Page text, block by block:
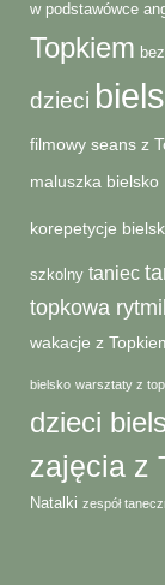
w podstawówce
Topkiem
dzieci
filmowy seans z
maluszka bielsko
korepetycje
szkolny taniec
topkowa
wakacje z
bielsko warsztaty z
dzieci
zajęcia z
Natalki zespół